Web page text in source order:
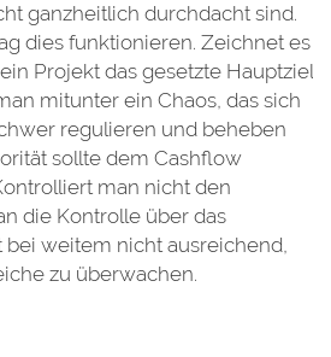
ganzheitlich durchdacht sind.
dies funktionieren. Zeichnet es
Projekt das gesetzte Hauptziel
mitunter ein Chaos, das sich
regulieren und beheben
sollte dem Cashflow
man nicht den
die Kontrolle über das
bei weitem nicht ausreichend,
zu überwachen.